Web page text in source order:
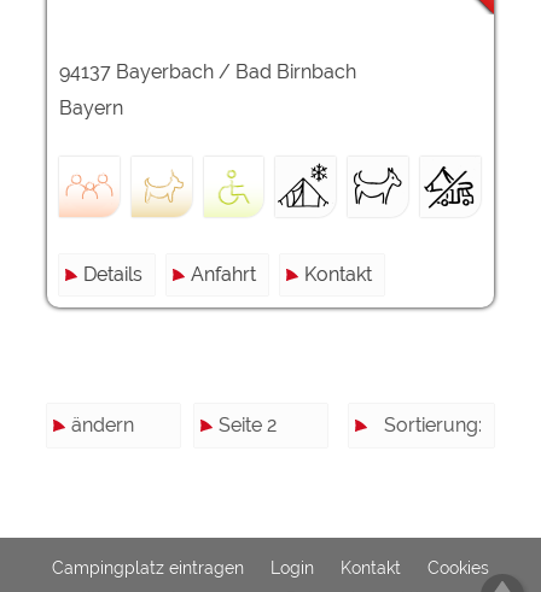
94137 Bayerbach / Bad Birnbach
Bayern
Details Anfahrt Kontakt
ändern Seite 2 Sortierung:
Campingplatz eintragen Login Kontakt
Cookies